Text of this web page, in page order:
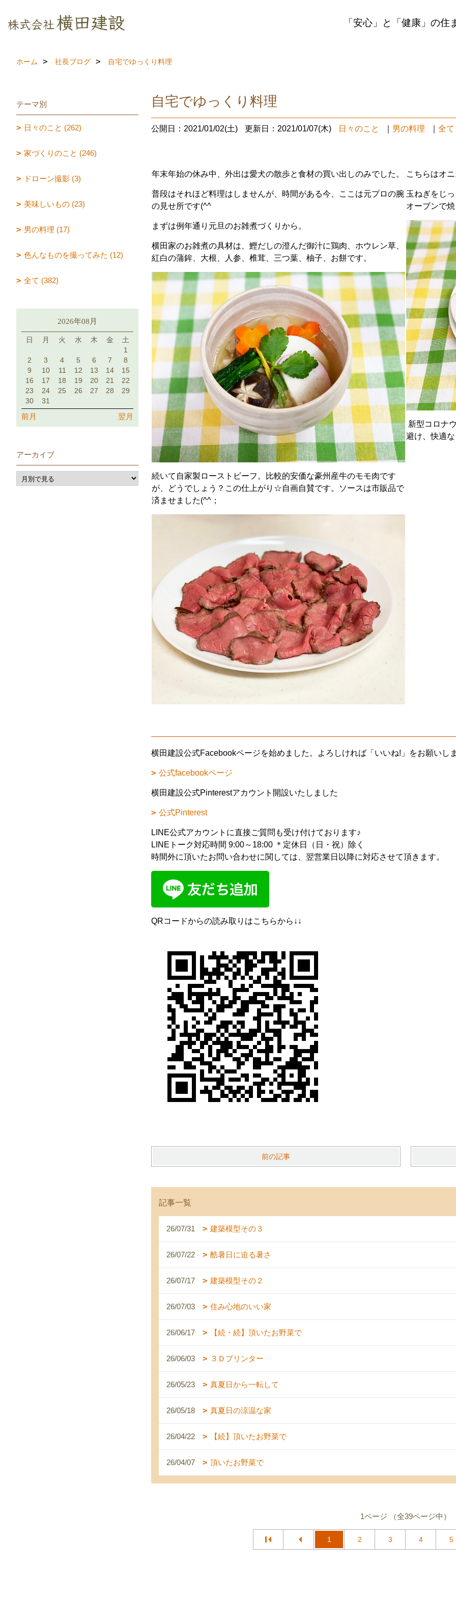
「安心」と「健康」の住
ホーム 社長ブログ 自宅でゆっくり料理
自宅でゆっくり料理
公開日：2021/01/02(土) 更新日：2021/01/07(木) 日々のこと 男の料理 全て
年末年始の休み中、外出は愛犬の散歩と食材の買い出しのみでした。
普段はそれほど料理はしませんが、時間がある今、ここは元プロの腕
の見せ所です(^^
まずは例年通り元旦のお雑煮づくりから。
横田家のお雑煮の具材は、鰹だしの澄んだ御汁に鶏肉、ホウレン草、
紅白の蒲鉾、大根、人参、椎茸、三つ葉、柚子、お餅です。
続いて自家製ローストビーフ。比較的安価な豪州産牛のモモ肉です
が、どうでしょう？この仕上がり☆自画自賛です。ソースは市販品で
済ませました(^^；
こちらはオ
玉ねぎをじ
オーブンで
新型コロナ
避け、快適
横田建設公式Facebookページを始めました。よろしければ「いいね!」をお願いし
公式facebookページ
横田建設公式Pinterestアカウント開設いたしました
公式Pinterest
LINE公式アカウントに直接ご質問も受け付けております♪
LINEトーク対応時間 9:00～18:00 ＊定休日（日・祝）除く
時間外に頂いたお問い合わせに関しては、翌営業日以降に対応させて頂きます。
QRコードからの読み取りはこちらから↓↓
前の記事
記事一覧
26/07/31 建築模型その３
26/07/22 酷暑日に迫る暑さ
26/07/17 建築模型その２
26/07/03 住み心地のいい家
26/06/17 【続・続】頂いたお野菜で
26/06/03 ３Ｄプリンター
26/05/23 真夏日から一転して
26/05/18 真夏日の涼温な家
26/04/22 【続】頂いたお野菜で
26/04/07 頂いたお野菜で
1ページ （全39ページ中）
1 2 3 4 5
テーマ別
日々のこと (262)
家づくりのこと (246)
ドローン撮影 (3)
美味しいもの (23)
男の料理 (17)
色んなものを撮ってみた (12)
全て (382)
2026年08月
日 月 火 水 木 金
土
1
2
3 4 5 6 7
8
9
10 11 12 13 14
15
16
17 18 19 20 21
22
23
24 25 26 27 28
29
30
31
前月 翌月
アーカイブ